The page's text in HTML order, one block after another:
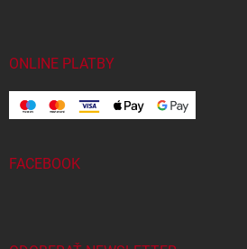
ONLINE PLATBY
FACEBOOK